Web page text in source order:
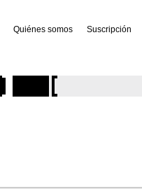
Quiénes somos Suscripción